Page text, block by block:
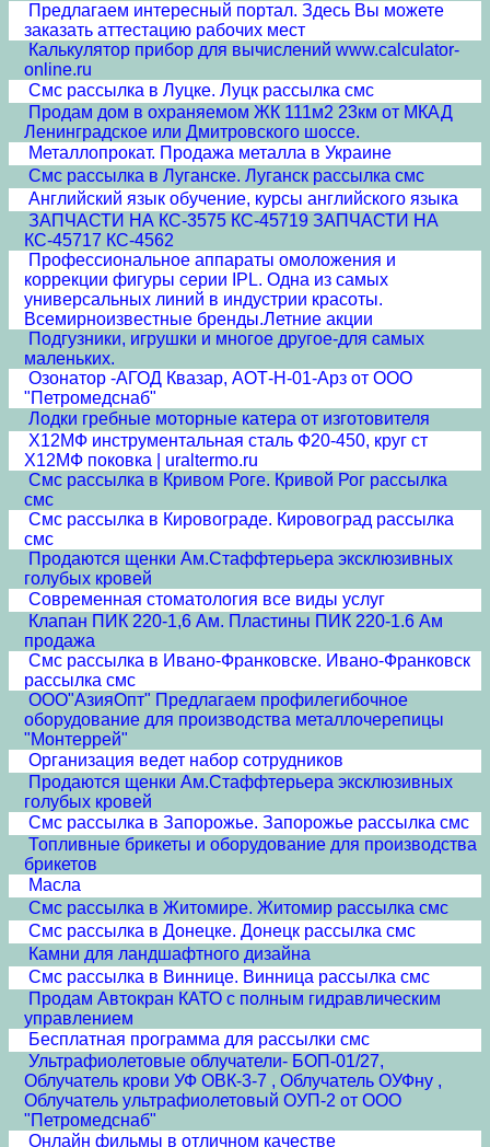
Предлагаем интересный портал. Здесь Вы можете
заказать аттестацию рабочих мест
Калькулятор прибор для вычислений www.calculator-
online.ru
Смс рассылка в Луцке. Луцк рассылка смс
Продам дом в охраняемом ЖК 111м2 23км от МКАД
Ленинградское или Дмитровского шоссе.
Металлопрокат. Продажа металла в Украине
Смс рассылка в Луганске. Луганск рассылка смс
Английский язык обучение, курсы английского языка
ЗАПЧАСТИ НА КС-3575 КС-45719 ЗАПЧАСТИ НА
КС-45717 КС-4562
Профессиональное аппараты омоложения и
коррекции фигуры серии IPL. Одна из самых
универсальных линий в индустрии красоты.
Всемирноизвестные бренды.Летние акции
Подгузники, игрушки и многое другое-для самых
маленьких.
Озонатор -АГОД Квазар, АОТ-Н-01-Арз от ООО
"Петромедснаб"
Лодки гребные моторные катера от изготовителя
Х12МФ инструментальная сталь Ф20-450, круг ст
Х12МФ поковка | uraltermo.ru
Смс рассылка в Кривом Роге. Кривой Рог рассылка
смс
Смс рассылка в Кировограде. Кировоград рассылка
смс
Продаются щенки Ам.Стаффтерьера эксклюзивных
голубых кровей
Современная стоматология все виды услуг
Клапан ПИК 220-1,6 Ам. Пластины ПИК 220-1.6 Ам
продажа
Смс рассылка в Ивано-Франковске. Ивано-Франковск
рассылка смс
ООО"АзияОпт" Предлагаем профилегибочное
оборудование для производства металлочерепицы
"Монтеррей"
Организация ведет набор сотрудников
Продаются щенки Ам.Стаффтерьера эксклюзивных
голубых кровей
Смс рассылка в Запорожье. Запорожье рассылка смс
Топливные брикеты и оборудование для производства
брикетов
Масла
Смс рассылка в Житомире. Житомир рассылка смс
Смс рассылка в Донецке. Донецк рассылка смс
Камни для ландшафтного дизайна
Смс рассылка в Виннице. Винница рассылка смс
Продам Автокран КАТО с полным гидравлическим
управлением
Бесплатная программа для рассылки смс
Ультрафиолетовые облучатели- БОП-01/27,
Облучатель крови УФ ОВК-3-7 , Облучатель ОУФну ,
Облучатель ультрафиолетовый ОУП-2 от ООО
"Петромедснаб"
Онлайн фильмы в отличном качестве